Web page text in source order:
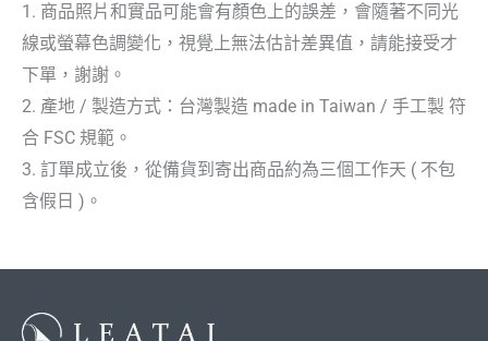
1. 商品照片和實品可能會有顏色上的誤差，會隨著不同光
線或螢幕色調變化，視覺上無法估計差異值，請能接受才
下單，謝謝。
2. 產地 / 製造方式：台灣製造 made in Taiwan / 手工製 符
合 FSC 規範。
3. 訂單成立後，從備貨到寄出商品約為三個工作天 ( 不包
含假日 )。